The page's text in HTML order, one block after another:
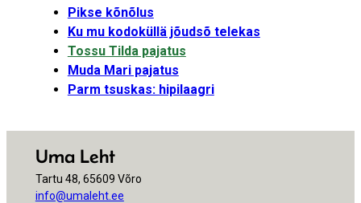
Pikse kõnõlus
Ku mu kodoküllä jõudsõ telekas
Tossu Tilda pajatus
Muda Mari pajatus
Parm tsuskas: hipilaagri
Uma Leht
Tartu 48, 65609 Võro
info@umaleht.ee